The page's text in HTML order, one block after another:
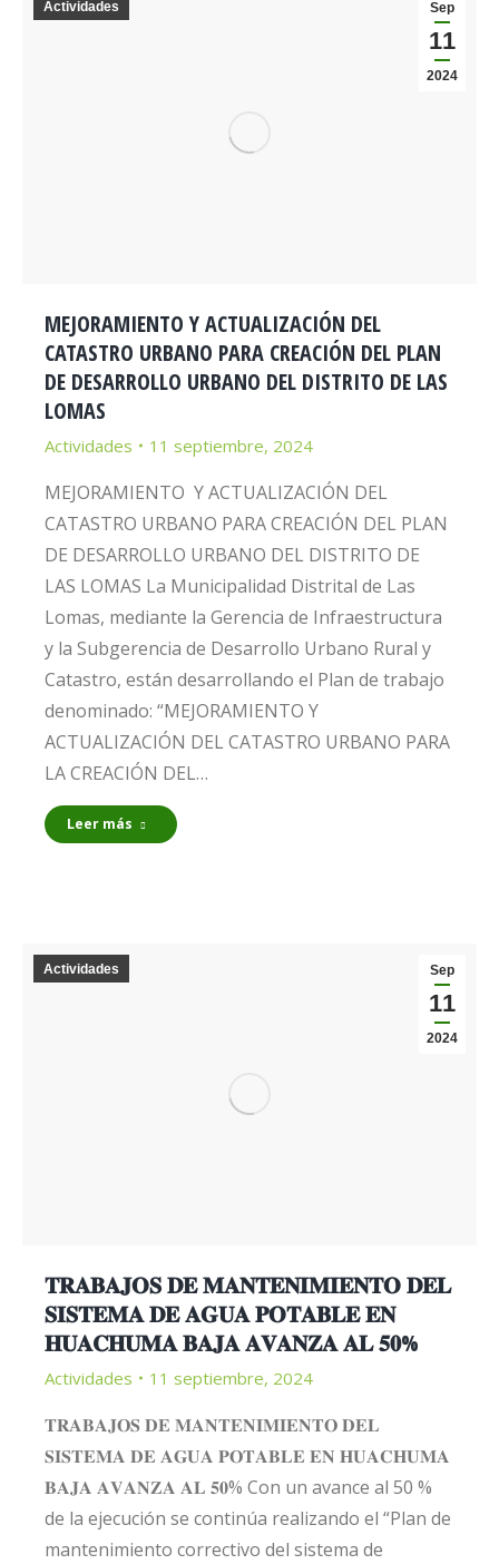
Sep
11
2024
Actividades
MEJORAMIENTO Y ACTUALIZACIÓN DEL
CATASTRO URBANO PARA CREACIÓN DEL PLAN
DE DESARROLLO URBANO DEL DISTRITO DE LAS
LOMAS
Actividades 11 septiembre, 2024
MEJORAMIENTO Y ACTUALIZACIÓN DEL
CATASTRO URBANO PARA CREACIÓN DEL PLAN
DE DESARROLLO URBANO DEL DISTRITO DE
LAS LOMAS La Municipalidad Distrital de Las
Lomas, mediante la Gerencia de Infraestructura
y la Subgerencia de Desarrollo Urbano Rural y
Catastro, están desarrollando el Plan de trabajo
denominado: “MEJORAMIENTO Y
ACTUALIZACIÓN DEL CATASTRO URBANO PARA
LA CREACIÓN DEL…
Leer más
Sep
11
2024
Actividades
𝐓𝐑𝐀𝐁𝐀𝐉𝐎𝐒 𝐃𝐄 𝐌𝐀𝐍𝐓𝐄𝐍𝐈𝐌𝐈𝐄𝐍𝐓𝐎 𝐃𝐄𝐋
𝐒𝐈𝐒𝐓𝐄𝐌𝐀 𝐃𝐄 𝐀𝐆𝐔𝐀 𝐏𝐎𝐓𝐀𝐁𝐋𝐄 𝐄𝐍
𝐇𝐔𝐀𝐂𝐇𝐔𝐌𝐀 𝐁𝐀𝐉𝐀 𝐀𝐕𝐀𝐍𝐙𝐀 𝐀𝐋 𝟓𝟎%
Actividades 11 septiembre, 2024
𝐓𝐑𝐀𝐁𝐀𝐉𝐎𝐒 𝐃𝐄 𝐌𝐀𝐍𝐓𝐄𝐍𝐈𝐌𝐈𝐄𝐍𝐓𝐎 𝐃𝐄𝐋
𝐒𝐈𝐒𝐓𝐄𝐌𝐀 𝐃𝐄 𝐀𝐆𝐔𝐀 𝐏𝐎𝐓𝐀𝐁𝐋𝐄 𝐄𝐍 𝐇𝐔𝐀𝐂𝐇𝐔𝐌𝐀
𝐁𝐀𝐉𝐀 𝐀𝐕𝐀𝐍𝐙𝐀 𝐀𝐋 𝟓𝟎% Con un avance al 50 %
de la ejecución se continúa realizando el “Plan de
mantenimiento correctivo del sistema de